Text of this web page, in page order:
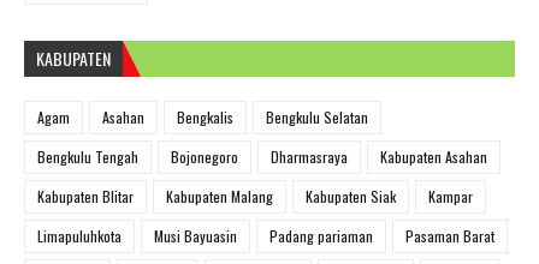
KABUPATEN
Agam Asahan Bengkalis
Bengkulu Selatan
Bengkulu Tengah
Bojonegoro Dharmasraya
Kabupaten Asahan
Kabupaten Blitar
Kabupaten Malang Kabupaten Siak
Kampar
Limapuluhkota
Musi Bayuasin Padang pariaman
Pasaman Barat